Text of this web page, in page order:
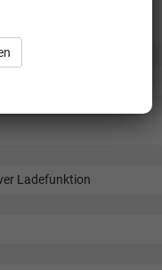
Ladefunktion